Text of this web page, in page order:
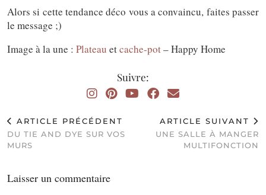
Alors si cette tendance déco vous a convaincu, faites passer
le message ;)
Image à la une : Plateau etcache-pot– Happy Home
Suivre:
ARTICLE PRÉCÉDENT
DU TIE AND DYE SUR VOS
MURS
ARTICLE SUIVANT
UNE SALLE À MANGER
MULTIFONCTION
Laisser un commentaire